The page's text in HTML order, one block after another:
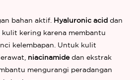
bahan aktif. Hyaluronic acid dan
kulit kering karena membantu
kelembapan. Untuk kulit
niacinamidedan ekstrak
mengurangi peradangan